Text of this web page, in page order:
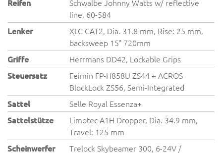
Reifen
Schwalbe Johnny Watts w/ reflective
line, 60-584
Lenker
XLC CAT2, Dia. 31.8 mm, Rise: 25 mm,
backsweep 15° 720mm
Griffe
Herrmans DD42, Lockable Grips
Steuersatz
Feimin FP-H858U ZS44 + ACROS
BlockLock ZS56, Semi-Integrated
Sattel
Selle Royal Essenza+
Sattelstütze
Limotec A1H Dropper, Dia. 34.9 mm,
Travel: 125 mm
Scheinwerfer
Trelock Skybeamer 300, 6-24V /